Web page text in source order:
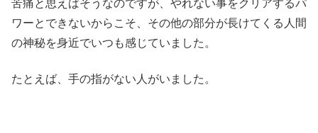
ワーとできないからこそ、その他の部分が長けてくる人間
の神秘を身近でいつも感じていました。
たとえば、手の指がない人がいました。